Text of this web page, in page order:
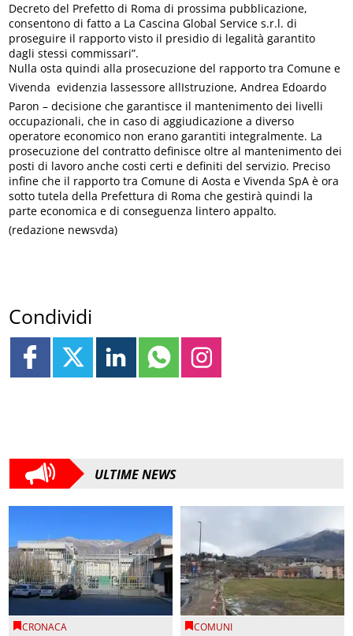
Decreto del Prefetto di Roma di prossima pubblicazione,
consentono di fatto a La Cascina Global Service s.r.l. di
proseguire il rapporto visto il presidio di legalità garantito
dagli stessi commissari”.
Nulla osta quindi alla prosecuzione del rapporto tra Comune e
Vivenda  evidenzia lassessore allIstruzione, Andrea Edoardo
Paron – decisione che garantisce il mantenimento dei livelli
occupazionali, che in caso di aggiudicazione a diverso
operatore economico non erano garantiti integralmente. La
prosecuzione del contratto definisce oltre al mantenimento dei
posti di lavoro anche costi certi e definiti del servizio. Preciso
infine che il rapporto tra Comune di Aosta e Vivenda SpA è ora
sotto tutela della Prefettura di Roma che gestirà quindi la
parte economica e di conseguenza lintero appalto.
(redazione newsvda)
Condividi
ULTIME NEWS
CRONACA COMUNI